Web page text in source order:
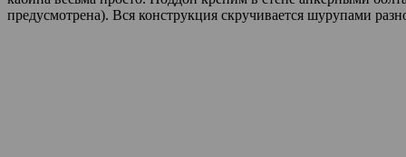
предусмотрена). Вся конструкция скручивается шурупами